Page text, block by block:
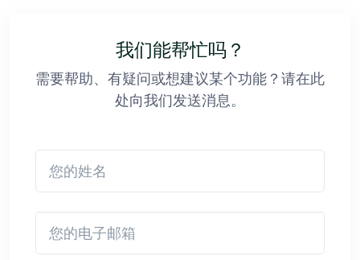
我们能帮忙吗？
需要帮助、有疑问或想建议某个功能？请在此
处向我们发送消息。